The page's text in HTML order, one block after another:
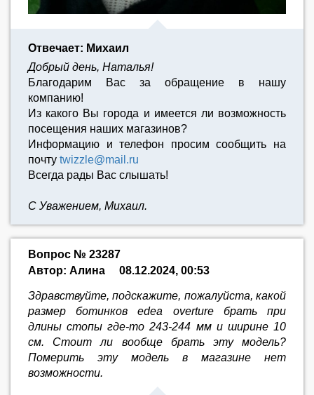
Отвечает: Михаил
Добрый день, Наталья!
Благодарим Вас за обращение в нашу
компанию!
Из какого Вы города и имеется ли возможность
посещения наших магазинов?
Информацию и телефон просим сообщить на
почту twizzle@mail.ru
Всегда рады Вас слышать!
С Уважением, Михаил.
Вопрос № 23287
Автор: Алина
08.12.2024, 00:53
Здравствуйте, подскажите, пожалуйста, какой
размер ботинков edea overture брать при
длины стопы где-то 243-244 мм и ширине 10
см. Стоит ли вообще брать эту модель?
Померить эту модель в магазине нет
возможности.